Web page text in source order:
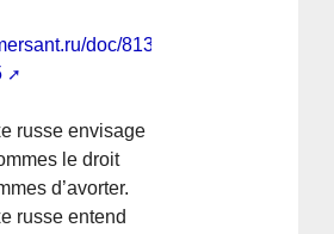
doc/8138162?
russe envisage
le droit
d’avorter.
russe entend